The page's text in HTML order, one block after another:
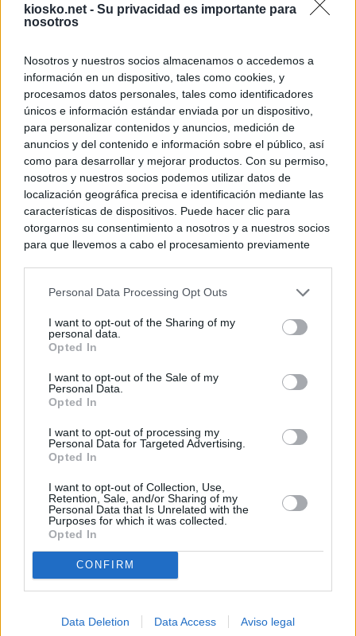
kiosko.net - Su privacidad es importante para
nosotros
Nosotros y nuestros socios almacenamos o accedemos a
información en un dispositivo, tales como cookies, y
procesamos datos personales, tales como identificadores
únicos e información estándar enviada por un dispositivo,
para personalizar contenidos y anuncios, medición de
anuncios y del contenido e información sobre el público, así
como para desarrollar y mejorar productos. Con su permiso,
nosotros y nuestros socios podemos utilizar datos de
localización geográfica precisa e identificación mediante las
características de dispositivos. Puede hacer clic para
otorgarnos su consentimiento a nosotros y a nuestros socios
para que llevemos a cabo el procesamiento previamente
negar su consentimiento. Tenga en cuenta que algún
de su consentimiento, pero usted tiene el derecho de
rechazar tal procesamiento. Sus preferencias se aplicarán
cualquier momento entrando de nuevo en este sitio web o
visitando nuestra política de privacidad.
Personal Data Processing Opt Outs
I want to opt-out of the Sharing of my
personal data.
Opted In
I want to opt-out of the Sale of my
Personal Data.
Opted In
I want to opt-out of processing my
Personal Data for Targeted Advertising.
Opted In
I want to opt-out of Collection, Use,
Retention, Sale, and/or Sharing of my
Personal Data that Is Unrelated with the
Purposes for which it was collected.
Opted In
CONFIRM
Data Deletion Data Access Aviso legal